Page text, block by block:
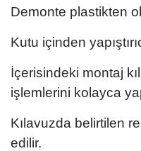
Demonte plastikten
Kutu içinden
İçerisindeki montaj
işlemlerini kolayca
Kılavuzda belirtilen
edilir.